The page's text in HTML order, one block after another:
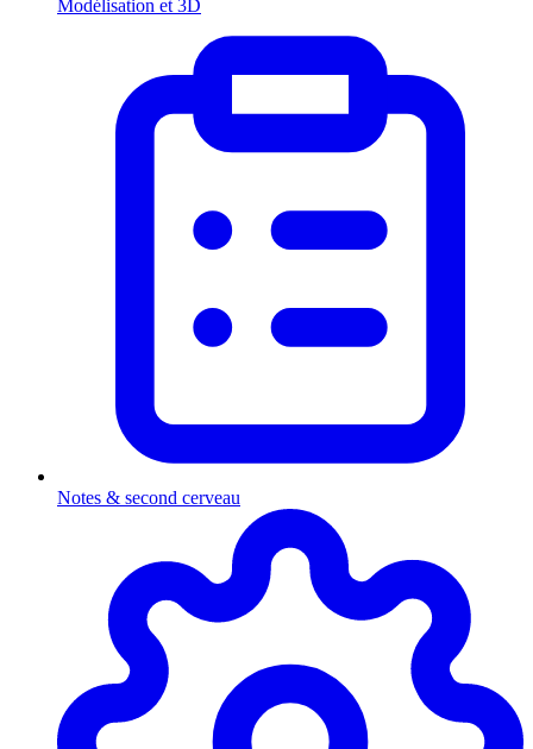
Modélisation et 3D
Notes & second cerveau